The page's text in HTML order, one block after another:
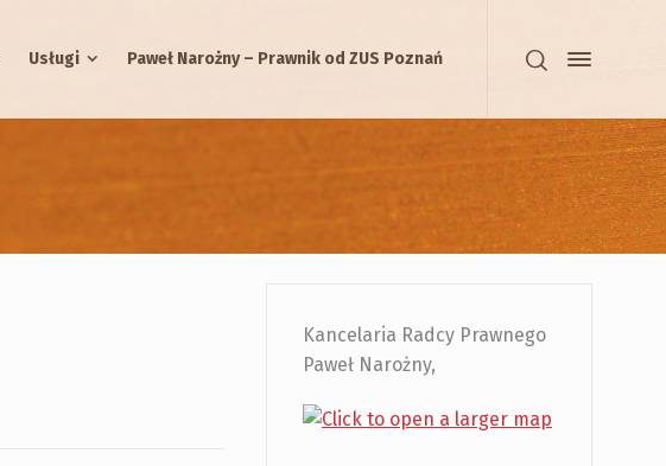
Usługi Paweł Narożny – Prawnik od ZUS Poznań
Kancelaria Radcy Prawnego
Paweł Narożny,